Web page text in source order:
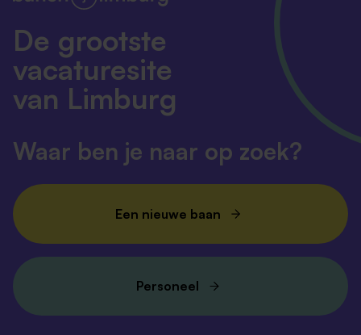
De grootste
vacaturesite
van Limburg
Waar ben je naar op zoek?
Een nieuwe baan
Personeel